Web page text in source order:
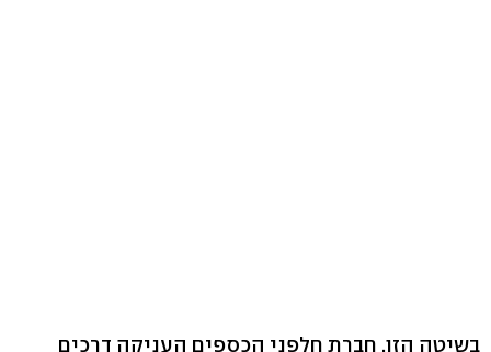
בשיטה הזו, חברת חלפני הכספים העניקה דרכים